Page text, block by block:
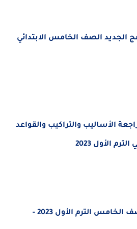
الصف الخامس الابتدائي
والتراكيب والقواعد
2023
مذكرة لغة انجليزية الصف الخامس الترم الأول 2023 -